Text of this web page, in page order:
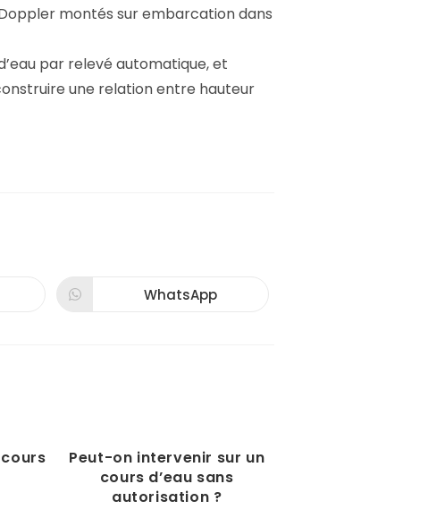
montés sur embarcation dans
par relevé automatique, et
une relation entre hauteur
Ouvrir
WhatsApp
Peut-on intervenir sur un
cours d’eau sans
autorisation ?
Politique de cookies (UE)
Déclaration d’accessibilité